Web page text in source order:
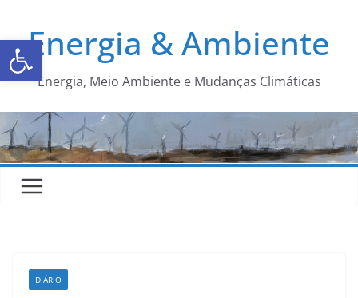
Abrir a barra de ferramentas
Energia & Ambiente
Energia, Meio Ambiente e Mudanças Climáticas
DIÁRIO